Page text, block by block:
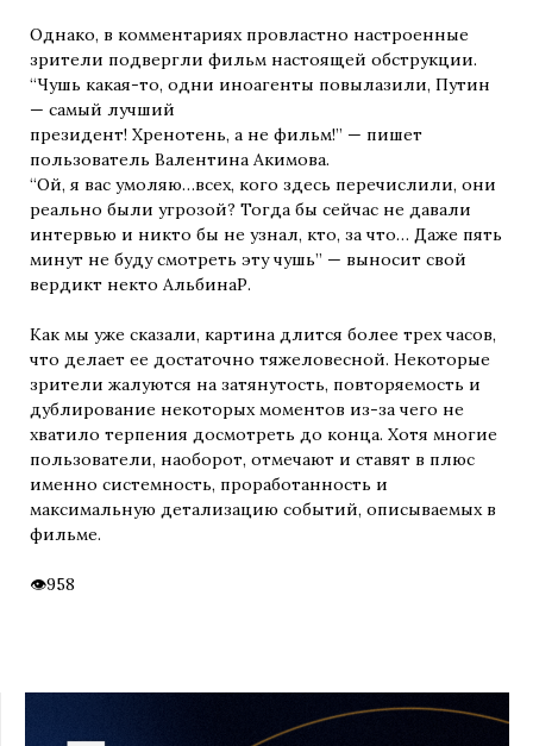
Однако, в комментариях провластно настроенные
зрители подвергли фильм настоящей обструкции.
“Чушь какая-то, одни иноагенты повылазили, Путин
— самый лучший
президент! Хренотень, а не фильм!” — пишет
пользователь Валентина Акимова.
“Ой, я вас умоляю…всех, кого здесь перечислили, они
реально были угрозой? Тогда бы сейчас не давали
интервью и никто бы не узнал, кто, за что… Даже пять
минут не буду смотреть эту чушь” — выносит свой
вердикт некто АльбинаР.
Как мы уже сказали, картина длится более трех часов,
что делает ее достаточно тяжеловесной. Некоторые
зрители жалуются на затянутость, повторяемость и
дублирование некоторых моментов из-за чего не
хватило терпения досмотреть до конца. Хотя многие
пользователи, наоборот, отмечают и ставят в плюс
именно системность, проработанность и
максимальную детализацию событий, описываемых в
фильме.
958